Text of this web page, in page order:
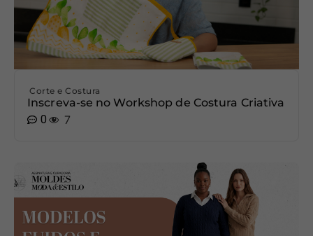
Corte e Costura
Inscreva-se no Workshop de Costura Criativa
0
7